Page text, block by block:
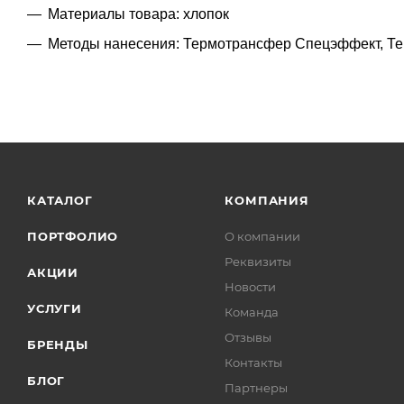
Материалы товара: хлопок
Методы нанесения: Термотрансфер Спецэффект,
КАТАЛОГ
ПОРТФОЛИО
АКЦИИ
УСЛУГИ
БРЕНДЫ
БЛОГ
КОМПАНИЯ
О компании
Реквизиты
Новости
Команда
Отзывы
Контакты
Партнеры